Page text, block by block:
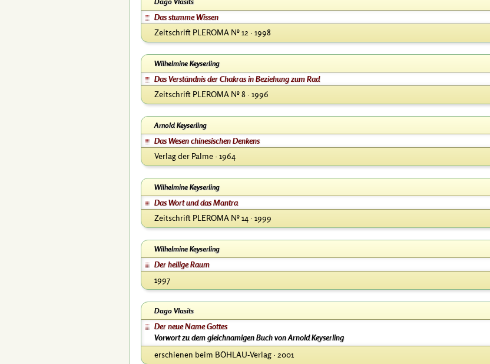
Das stumme Wissen
Zeitschrift PLEROMA Nº 12 · 1998
Wilhelmine Keyserling
Das Verständnis der Chakras in Beziehung zum Rad
Zeitschrift PLEROMA Nº 8 · 1996
Arnold Keyserling
Das Wesen chinesischen Denkens
Verlag der Palme · 1964
Wilhelmine Keyserling
Das Wort und das Mantra
Zeitschrift PLEROMA Nº 14 · 1999
Wilhelmine Keyserling
Der heilige Raum
1997
Dago Vlasits
Der neue Name Gottes
Vorwort zu dem gleichnamigen Buch von Arnold Keyserling
erschienen beim BÖHLAU-Verlag · 2001